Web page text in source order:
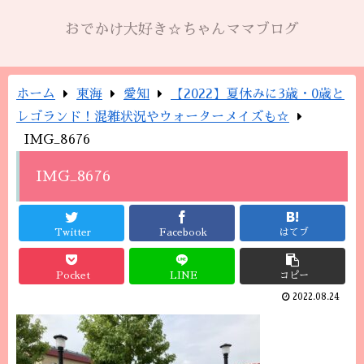
おでかけ大好き☆ちゃんママブログ
ホーム 東海 愛知
【2022】夏休みに3歳・0歳と
レゴランド！混雑状況やウォーターメイズも☆
IMG_8676
IMG_8676
Twitter Facebook はてブ
Pocket LINE コピー
2022.08.24